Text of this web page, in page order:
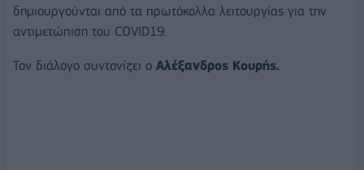
δημιουργούνται από τα πρωτόκολλα λειτουργίας για την
αντιμετώπιση του COVID19.
Τον διάλογο συντονίζει ο Αλέξανδρος Κουρής.